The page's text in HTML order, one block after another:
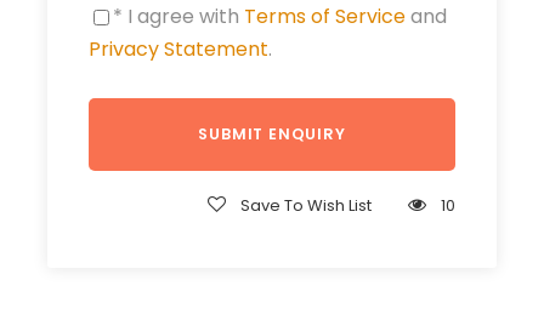
* I agree with Terms of Serviceand
Privacy Statement.
Save To Wish List 10